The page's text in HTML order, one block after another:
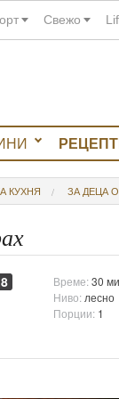
Свежо
КУХНЯ ЗА ДЕЦА
Време:30
Ниво: лесно
Порции: 1